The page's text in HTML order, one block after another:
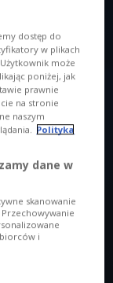
00:00
dostęp do
w plikach
może
poniżej, jak
prawnie
na stronie
naszym
Polityka
dane w
skanowanie
i